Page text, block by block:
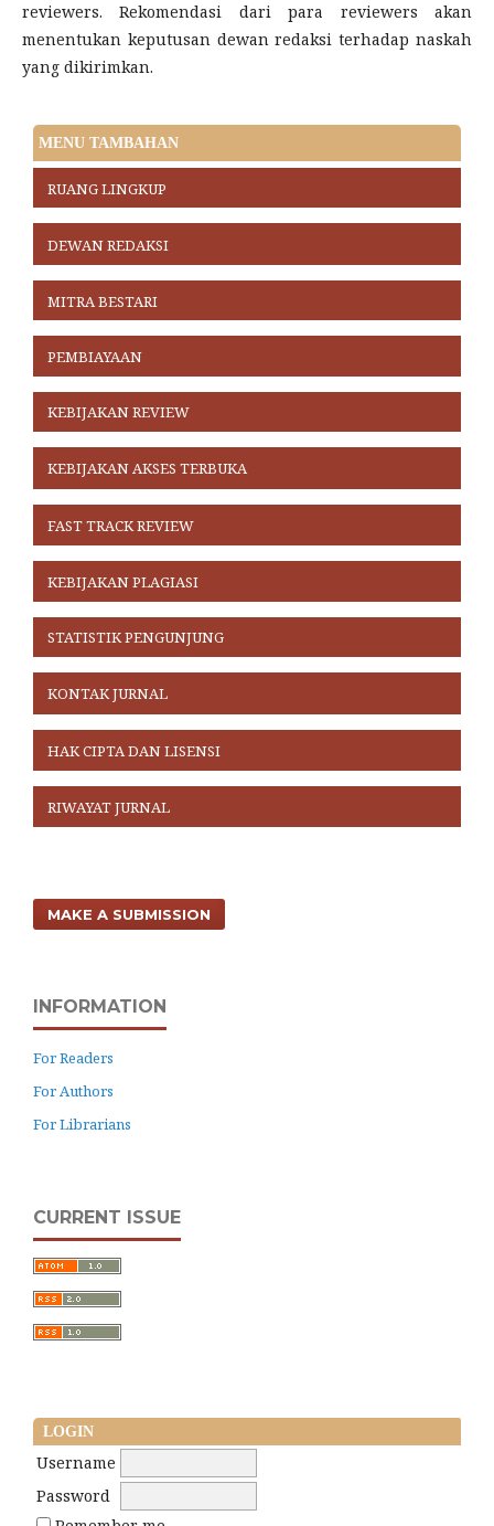
reviewers. Rekomendasi dari para reviewers akan
menentukan keputusan dewan redaksi terhadap naskah
yang dikirimkan.
MENU TAMBAHAN
RUANG LINGKUP
DEWAN REDAKSI
MITRA BESTARI
PEMBIAYAAN
KEBIJAKAN REVIEW
KEBIJAKAN AKSES TERBUKA
FAST TRACK REVIEW
KEBIJAKAN PLAGIASI
STATISTIK PENGUNJUNG
KONTAK JURNAL
HAK CIPTA DAN LISENSI
RIWAYAT JURNAL
MAKE A SUBMISSION
INFORMATION
For Readers
For Authors
For Librarians
CURRENT ISSUE
LOGIN
Username
Password